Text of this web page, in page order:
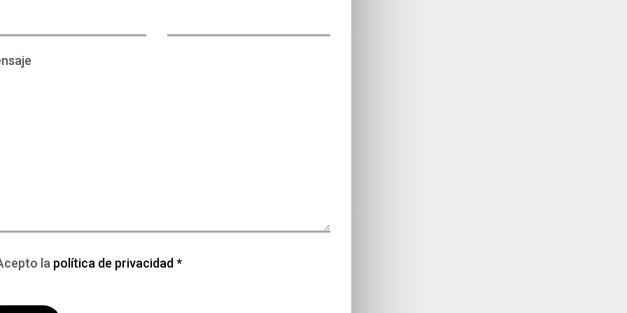
la política de privacidad *